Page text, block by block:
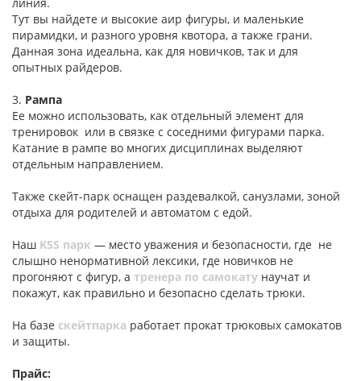
Тут вы найдете и высокие аир фигуры, и маленькие
пирамидки, и разного уровня квотора, а также грани.
Данная зона идеальна, как для новичков, так и для
опытных райдеров.
3. Рампа
Ее можно использовать, как отдельный элемент для
тренировок или в связке с соседними фигурами парка.
Катание в рампе во многих дисциплинах выделяют
отдельным направлением.
Также скейт-парк оснащен раздевалкой, санузлами, зоной
отдыха для родителей и автоматом с едой.
Наш KSS парк — место уважения и безопасности, где не
слышно ненормативной лексики, где новичков не
прогоняют с фигур, а тренера по самокату научат и
покажут, как правильно и безопасно сделать трюки.
На базе скейтпарка работает прокат трюковых самокатов
и защиты.
Прайс: